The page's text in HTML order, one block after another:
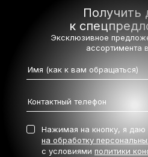
Получить
к
Эксклюзивное
ассортимента
Нажимая на кнопку, я даю
на обработку
с условиями политики